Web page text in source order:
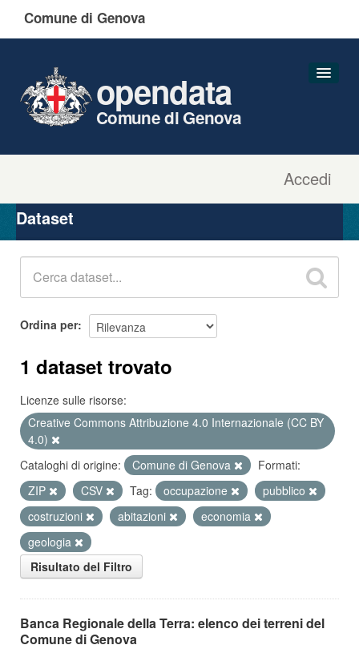
Comune di Genova
Accedi
opendata
Comune di Genova
Organizzazioni
Gruppi
Dataset
Ordina per
1 dataset trovato
Licenze sulle risorse:
Creative Commons Attribuzione 4.0 Internazionale (CC BY
4.0)
Cataloghi di origine:
Comune di Genova
Formati:
ZIP
CSV Tag: occupazione
pubblico
costruzioni
abitazioni
economia
geologia
Risultato del Filtro
Banca Regionale della Terra: elenco dei terreni del
Comune di Genova